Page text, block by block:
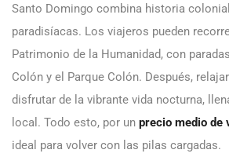
Santo Domingo combina historia
paradisíacas. Los viajeros pueden
Patrimonio de la Humanidad, con
Colón y el Parque Colón. Después,
disfrutar de la vibrante vida nocturna,
local. Todo esto, por un precio medio de
ideal para volver con las pilas cargadas.